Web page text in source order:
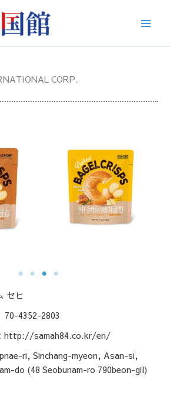
CORP.
セヒ
70-4352-2803
http://samah84.co.kr/en/
ri, Sinchang-myeon, Asan-si,
do (48 Seobunam-ro 790beon-gil)